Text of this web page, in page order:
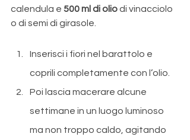
calendula e 500 ml di olio di vinacciolo
o di semi di girasole.
Inserisci i fiori nel barattolo e
coprili completamente con l’olio.
Poi lascia macerare alcune
settimane in un luogo luminoso
ma non troppo caldo, agitando